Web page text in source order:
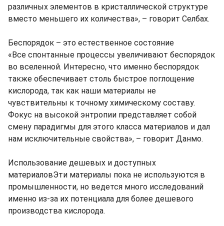
различных элементов в кристаллической структуре
вместо меньшего их количества», – говорит Селбах.
Беспорядок – это естественное состояние
«Все спонтанные процессы увеличивают беспорядок
во вселенной. Интересно, что именно беспорядок
также обеспечивает столь быстрое поглощение
кислорода, так как наши материалы не
чувствительны к точному химическому составу.
Фокус на высокой энтропии представляет собой
смену парадигмы для этого класса материалов и дал
нам исключительные свойства», – говорит Данмо.
Использование дешевых и доступных
материаловЭти материалы пока не используются в
промышленности, но ведется много исследований
именно из-за их потенциала для более дешевого
производства кислорода.